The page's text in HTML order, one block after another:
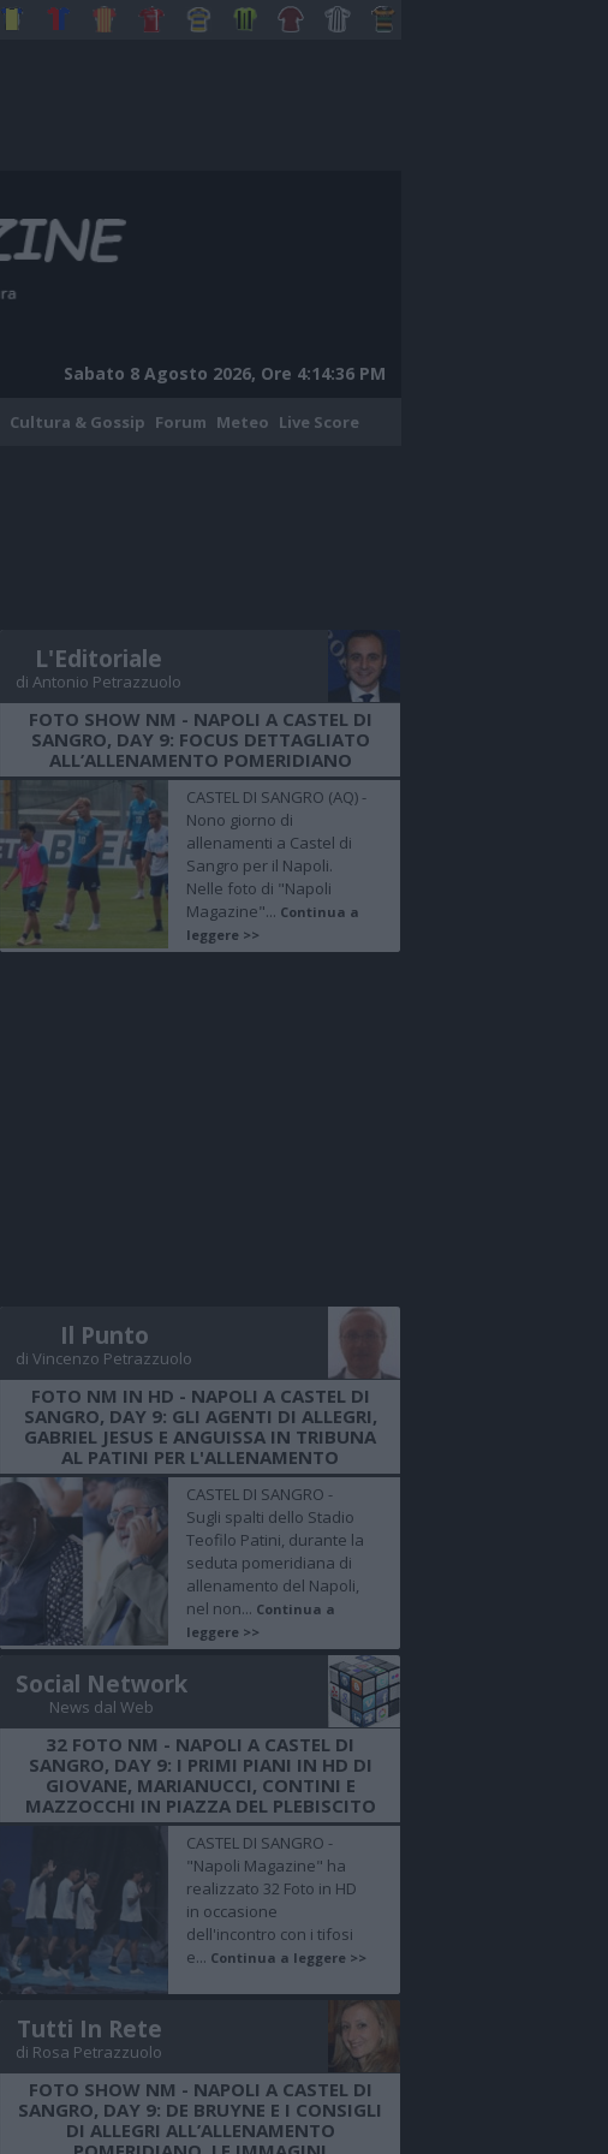
Sabato 8 Agosto 2026, Ore 4:14:37 PM
Cultura & Gossip Forum Meteo Live Score
L'Editoriale
di Antonio Petrazzuolo
FOTO SHOW NM - NAPOLI A CASTEL DI
SANGRO, DAY 9: FOCUS DETTAGLIATO
ALL’ALLENAMENTO POMERIDIANO
CASTEL DI SANGRO (AQ) -
Nono giorno di
allenamenti a Castel di
Sangro per il Napoli.
Nelle foto di "Napoli
Magazine"... Continua a
leggere >>
Il Punto
di Vincenzo Petrazzuolo
FOTO NM IN HD - NAPOLI A CASTEL DI
SANGRO, DAY 9: GLI AGENTI DI ALLEGRI,
GABRIEL JESUS E ANGUISSA IN TRIBUNA
AL PATINI PER L'ALLENAMENTO
CASTEL DI SANGRO -
Sugli spalti dello Stadio
Teofilo Patini, durante la
seduta pomeridiana di
allenamento del Napoli,
nel non... Continua a
leggere >>
Social Network
News dal Web
32 FOTO NM - NAPOLI A CASTEL DI
SANGRO, DAY 9: I PRIMI PIANI IN HD DI
GIOVANE, MARIANUCCI, CONTINI E
MAZZOCCHI IN PIAZZA DEL PLEBISCITO
CASTEL DI SANGRO -
"Napoli Magazine" ha
realizzato 32 Foto in HD
in occasione
dell'incontro con i tifosi
e... Continua a leggere >>
Tutti In Rete
di Rosa Petrazzuolo
FOTO SHOW NM - NAPOLI A CASTEL DI
SANGRO, DAY 9: DE BRUYNE E I CONSIGLI
DI ALLEGRI ALL’ALLENAMENTO